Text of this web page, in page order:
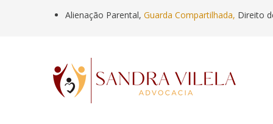
Alienação Parental, Guarda Compartilhada, Direito